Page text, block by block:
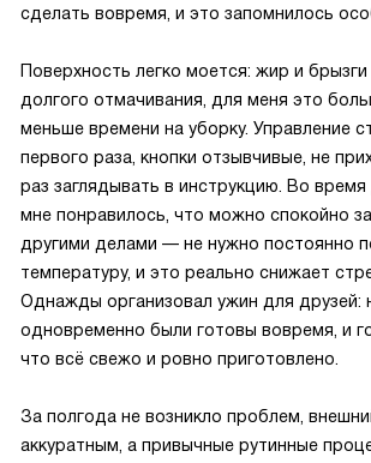
сделать вовремя, и это запомнилось
Поверхность легко моется: жир и
долгого отмачивания, для меня это
меньше времени на уборку. Управление
первого раза, кнопки отзывчивые, не
раз заглядывать в инструкцию. Во время
мне понравилось, что можно спокойно
другими делами — не нужно постоянно
температуру, и это реально снижает
Однажды организовал ужин для друзей:
одновременно были готовы вовремя, и
что всё свежо и ровно приготовлено.
За полгода не возникло проблем,
аккуратным, а привычные рутинные